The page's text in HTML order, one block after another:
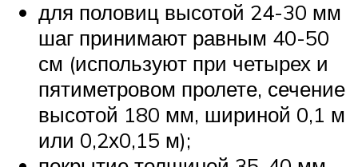
для половиц высотой 24-30 мм
шаг принимают равным 40-50
см (используют при четырех и
пятиметровом пролете, сечение
высотой 180 мм, шириной 0,1 м
или 0,2х0,15 м);